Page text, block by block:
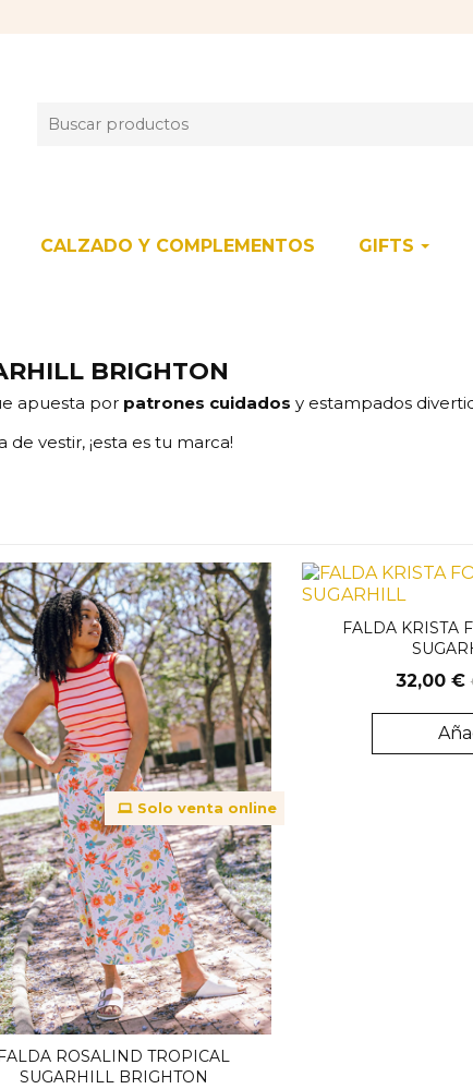
CALZADO Y COMPLEMENTOS GIFTS
BRIGHTON
apuesta por patrones cuidados y estampados
vestir, ¡esta es tu marca!
FALDA ROSALIND TROPICAL
SUGARHILL BRIGHTON
Solo venta online
FALDA KRISTA
32,00 €